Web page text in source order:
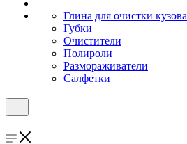
Глина для очистки кузова
Губки
Очистители
Полироли
Размораживатели
Салфетки